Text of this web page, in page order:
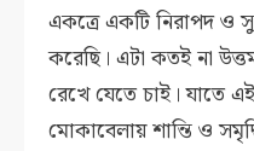
একত্রে একটি নিরাপদ ও
করেছি। এটা কতই না
রেখে যেতে চাই। যাতে
মোকাবেলায় শান্তি ও